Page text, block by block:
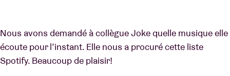
Infos visiteurs
AB ❤ you
Nous avons demandé à collègue Joke quelle musique elle
écoute pour l’instant. Elle nous a procuré cette liste
Spotify. Beaucoup de plaisir!